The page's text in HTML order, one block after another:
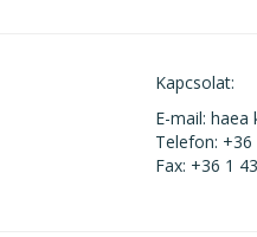
Kapcsolat:
E-mail: haea
Telefon: +36
Fax: +36 1